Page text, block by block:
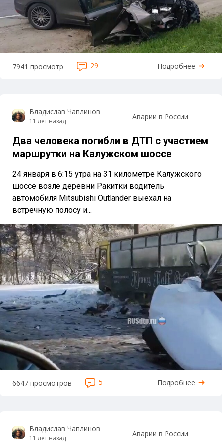
7941 просмотр 29 Подробнее
Владислав Чаплинов
11 лет назад Аварии в России
Два человека погибли в ДТП с участием
маршрутки на Калужском шоссе
24 января в 6:15 утра на 31 километре Калужского
шоссе возле деревни Ракитки водитель
автомобиля Mitsubishi Outlander выехал на
встречную полосу и...
6647 просмотров 5 Подробнее
Владислав Чаплинов
11 лет назад Аварии в России